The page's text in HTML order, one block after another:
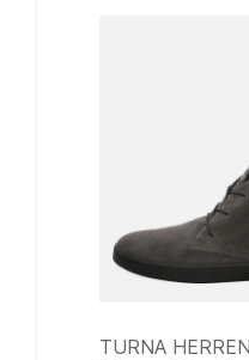
TURNA